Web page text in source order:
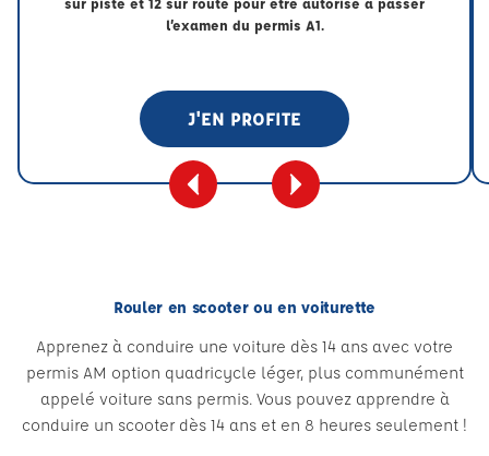
l’examen du permis A1.
J'EN PROFITE
Rouler en scooter ou en voiturette
Apprenez à conduire une voiture dès 14 ans avec votre
permis AM option quadricycle léger, plus communément
appelé voiture sans permis. Vous pouvez apprendre à
conduire un scooter dès 14 ans et en 8 heures seulement !